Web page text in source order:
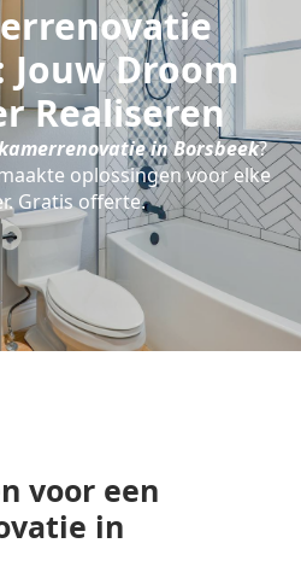
Jouw Droom
Realiseren
in Borsbeek?
oplossingen voor elke
Gratis offerte.
voor een
in